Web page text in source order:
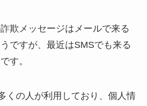
欺メッセージはメールで来る
ですが、最近はSMSでも来る
す。
くの人が利用しており、個人情